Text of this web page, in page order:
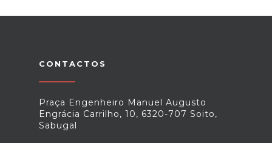
CONTACTOS
Praça Engenheiro Manuel Augusto
Engrácia Carrilho, 10, 6320-707 Soito,
Sabugal